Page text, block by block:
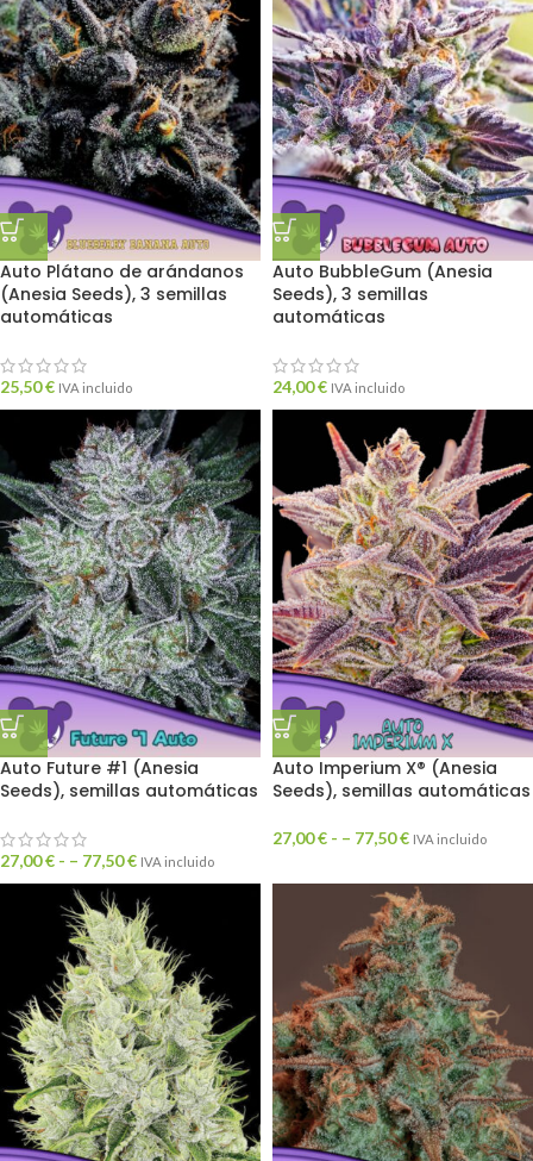
Auto Plátano de arándanos
(Anesia Seeds), 3 semillas
automáticas
25,50€ IVA incluido
Auto BubbleGum (Anesia
Seeds), 3 semillas
automáticas
24,00€ IVA incluido
Auto Future #1 (Anesia
Seeds), semillas automáticas
27,00€ - – 77,50€ IVA incluido
Auto Imperium X® (Anesia
Seeds), semillas automáticas
27,00€ - – 77,50€ IVA incluido